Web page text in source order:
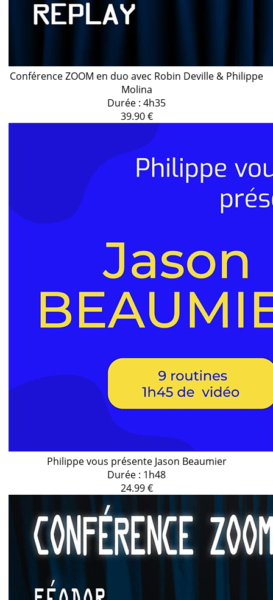
Conférence ZOOM en duo avec Robin Deville & Philippe
Molina
Durée : 4h35
39.90 €
Philippe vous présente Jason Beaumier
Durée : 1h48
24.99 €